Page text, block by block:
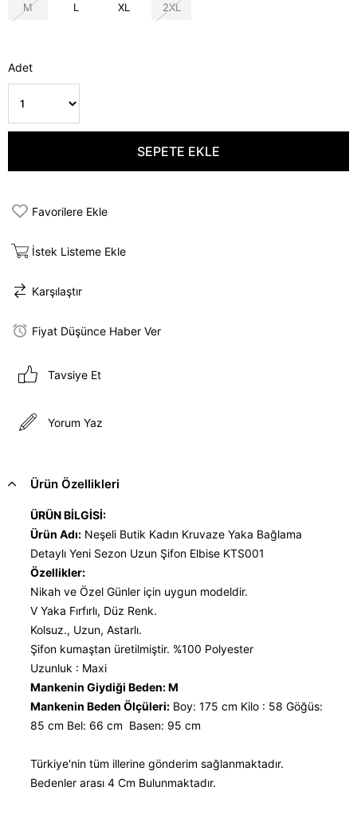
M L XL 2XL
Adet
Favorilere Ekle
İstek Listeme Ekle
Karşılaştır
Fiyat Düşünce Haber Ver
Tavsiye Et
Yorum Yaz
Ürün Özellikleri
ÜRÜN BİLGİSİ:
Ürün Adı: Neşeli Butik Kadın Kruvaze Yaka Bağlama
Detaylı Yeni Sezon Uzun Şifon Elbise KTS001
Özellikler:
Nikah ve Özel Günler için uygun modeldir.
V Yaka Fırfırlı, Düz Renk.
Kolsuz., Uzun, Astarlı.
Şifon kumaştan üretilmiştir. %100 Polyester
Uzunluk : Maxi
Mankenin Giydiği Beden: M
Mankenin Beden Ölçüleri: Boy: 175 cm Kilo : 58 Göğüs:
85 cm Bel: 66 cm Basen: 95 cm
Türkiye'nin tüm illerine gönderim sağlanmaktadır.
Bedenler arası 4 Cm Bulunmaktadır.